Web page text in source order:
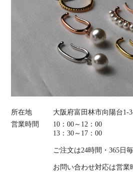
所在地
大阪府富田林市向陽台1-
営業時間
10：00～12：00
13：30～17：00
ご注文は24時間・365日
お問い合わせ対応は営業